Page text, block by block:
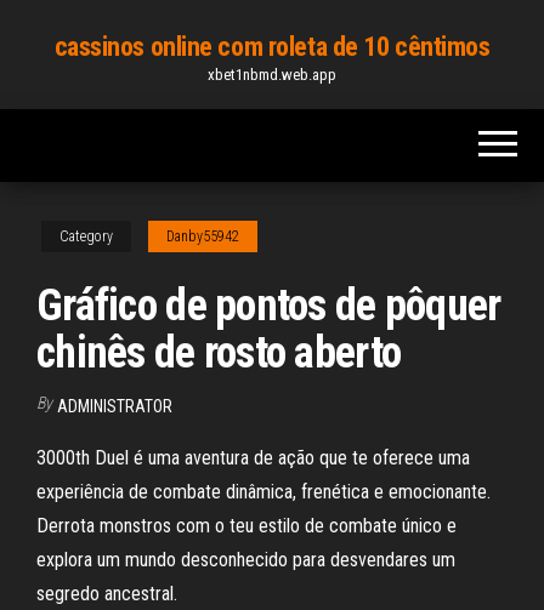
content
cassinos online com roleta de 10 cêntimos
xbet1nbmd.web.app
Category Danby55942
Gráfico de pontos de pôquer
chinês de rosto aberto
By ADMINISTRATOR
3000th Duel é uma aventura de ação que te oferece uma
experiência de combate dinâmica, frenética e emocionante.
Derrota monstros com o teu estilo de combate único e
explora um mundo desconhecido para desvendares um
segredo ancestral.